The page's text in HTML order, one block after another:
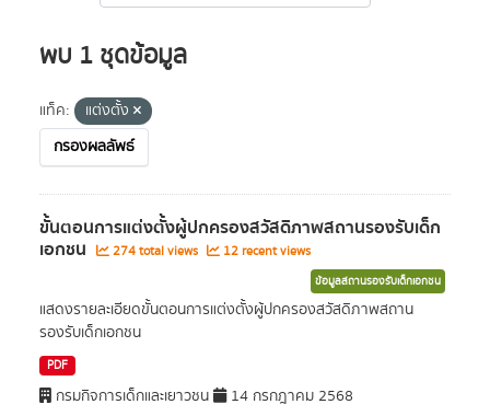
พบ 1 ชุดข้อมูล
แท็ค:
แต่งตั้ง
กรองผลลัพธ์
ขั้นตอนการแต่งตั้งผู้ปกครองสวัสดิภาพสถานรองรับเด็ก
เอกชน 274 total views 12 recent views
ข้อมูลสถานรองรับเด็กเอกชน
แสดงรายละเอียดขั้นตอนการแต่งตั้งผู้ปกครองสวัสดิภาพสถาน
รองรับเด็กเอกชน
PDF
กรมกิจการเด็กและเยาวชน 14 กรกฎาคม 2568